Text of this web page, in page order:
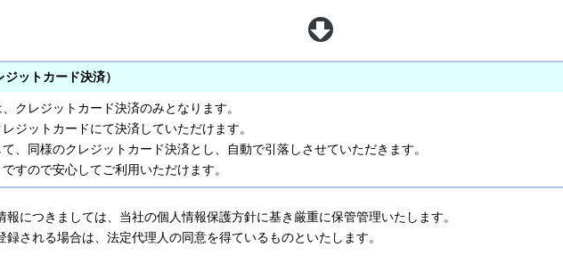
ットカード決済）
クレジットカード決済のみとなります。
ジットカードにて決済していただけます。
、同様のクレジットカード決済とし、自動で引落しさせていただきます。
すので安心してご利用いただけます。
につきましては、当社の個人情報保護方針に基き厳重に保管管理いたします。
される場合は、法定代理人の同意を得ているものといたします。